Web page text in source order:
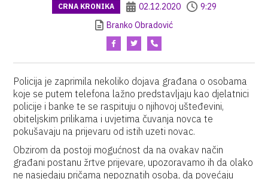
CRNA KRONIKA 02.12.2020
9:29
Branko Obradović
Policija je zaprimila nekoliko dojava građana o osobama
koje se putem telefona lažno predstavljaju kao djelatnici
policije i banke te se raspituju o njihovoj ušteđevini,
obiteljskim prilikama i uvjetima čuvanja novca te
pokušavaju na prijevaru od istih uzeti novac.
Obzirom da postoji mogućnost da na ovakav način
građani postanu žrtve prijevare, upozoravamo ih da olako
ne nasjedaju pričama nepoznatih osoba, da povećaju